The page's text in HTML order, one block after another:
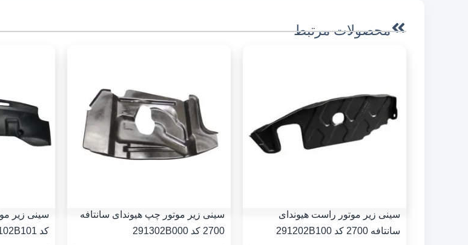
محصولات مرتبط
سینی زیر موتور راست هیوندای
سانتافه 2700 کد 291202B100
سینی زیر موتور چپ هیوندای سانتافه
2700 کد 291302B000
کد 291102B101